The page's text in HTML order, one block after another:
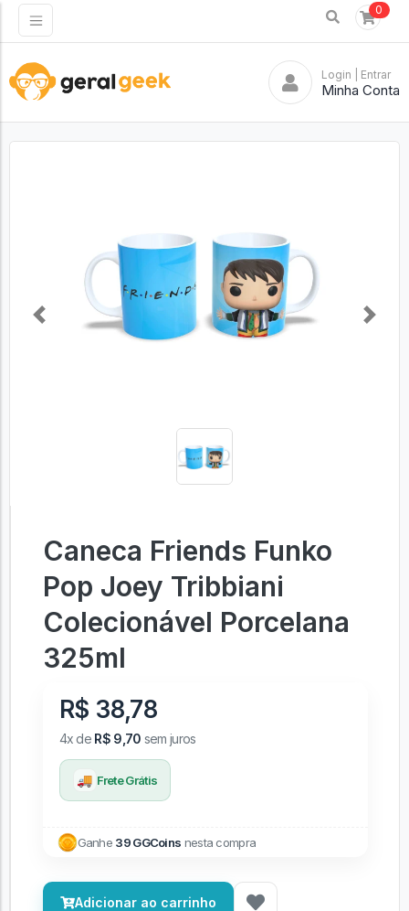
0
Login | Entrar
Minha Conta
Previous Next
Caneca Friends Funko
Pop Joey Tribbiani
Colecionável Porcelana
325ml
R$ 38,78
4x de R$ 9,70 sem juros
🚚 Frete Grátis
Ganhe 39 GGCoins nesta compra
Adicionar ao carrinho